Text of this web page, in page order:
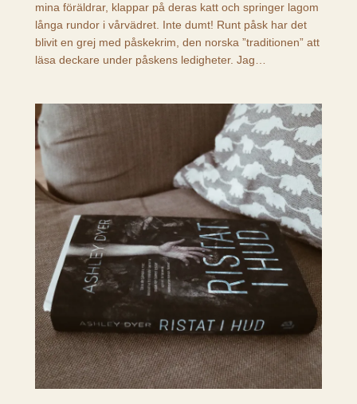
mina föräldrar, klappar på deras katt och springer lagom
långa rundor i vårvädret. Inte dumt! Runt påsk har det
blivit en grej med påskekrim, den norska ”traditionen” att
läsa deckare under påskens ledigheter. Jag…